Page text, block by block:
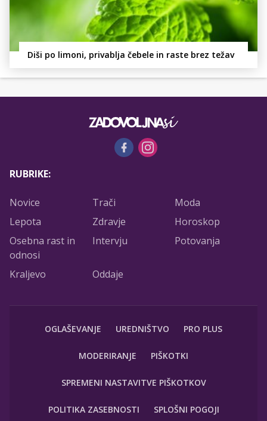
Diši po limoni, privablja čebele in raste brez težav
RUBRIKE:
Novice Trači
Moda
Lepota
Zdravje
Horoskop
Osebna rast in
odnosi
Intervju Potovanja
Kraljevo Oddaje
OGLAŠEVANJE UREDNIŠTVO PRO PLUS
MODERIRANJE PIŠKOTKI
SPREMENI NASTAVITVE PIŠKOTKOV
POLITIKA ZASEBNOSTI SPLOŠNI POGOJI